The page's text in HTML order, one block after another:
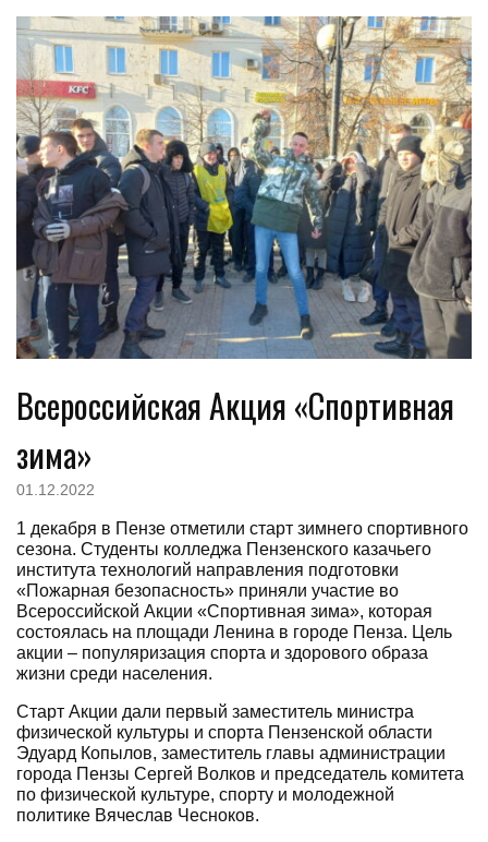
Всероссийская Акция «Спортивная
зима»
01.12.2022
1 декабря в Пензе отметили старт зимнего спортивного
сезона. Студенты колледжа Пензенского казачьего
института технологий направления подготовки
«Пожарная безопасность» приняли участие во
Всероссийской Акции «Спортивная зима», которая
состоялась на площади Ленина в городе Пенза. Цель
акции – популяризация спорта и здорового образа
жизни среди населения.
Старт Акции дали первый заместитель министра
физической культуры и спорта Пензенской области
Эдуард Копылов, заместитель главы администрации
города Пензы Сергей Волков и председатель комитета
по физической культуре, спорту и молодежной
политике Вячеслав Чесноков.